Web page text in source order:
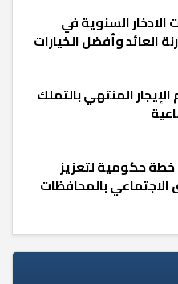
السنوية في
العائد وأفضل الخيارات
المنتهي بالتملك
خطة حكومية لتعزيز
الاجتماعي بالمحافظات